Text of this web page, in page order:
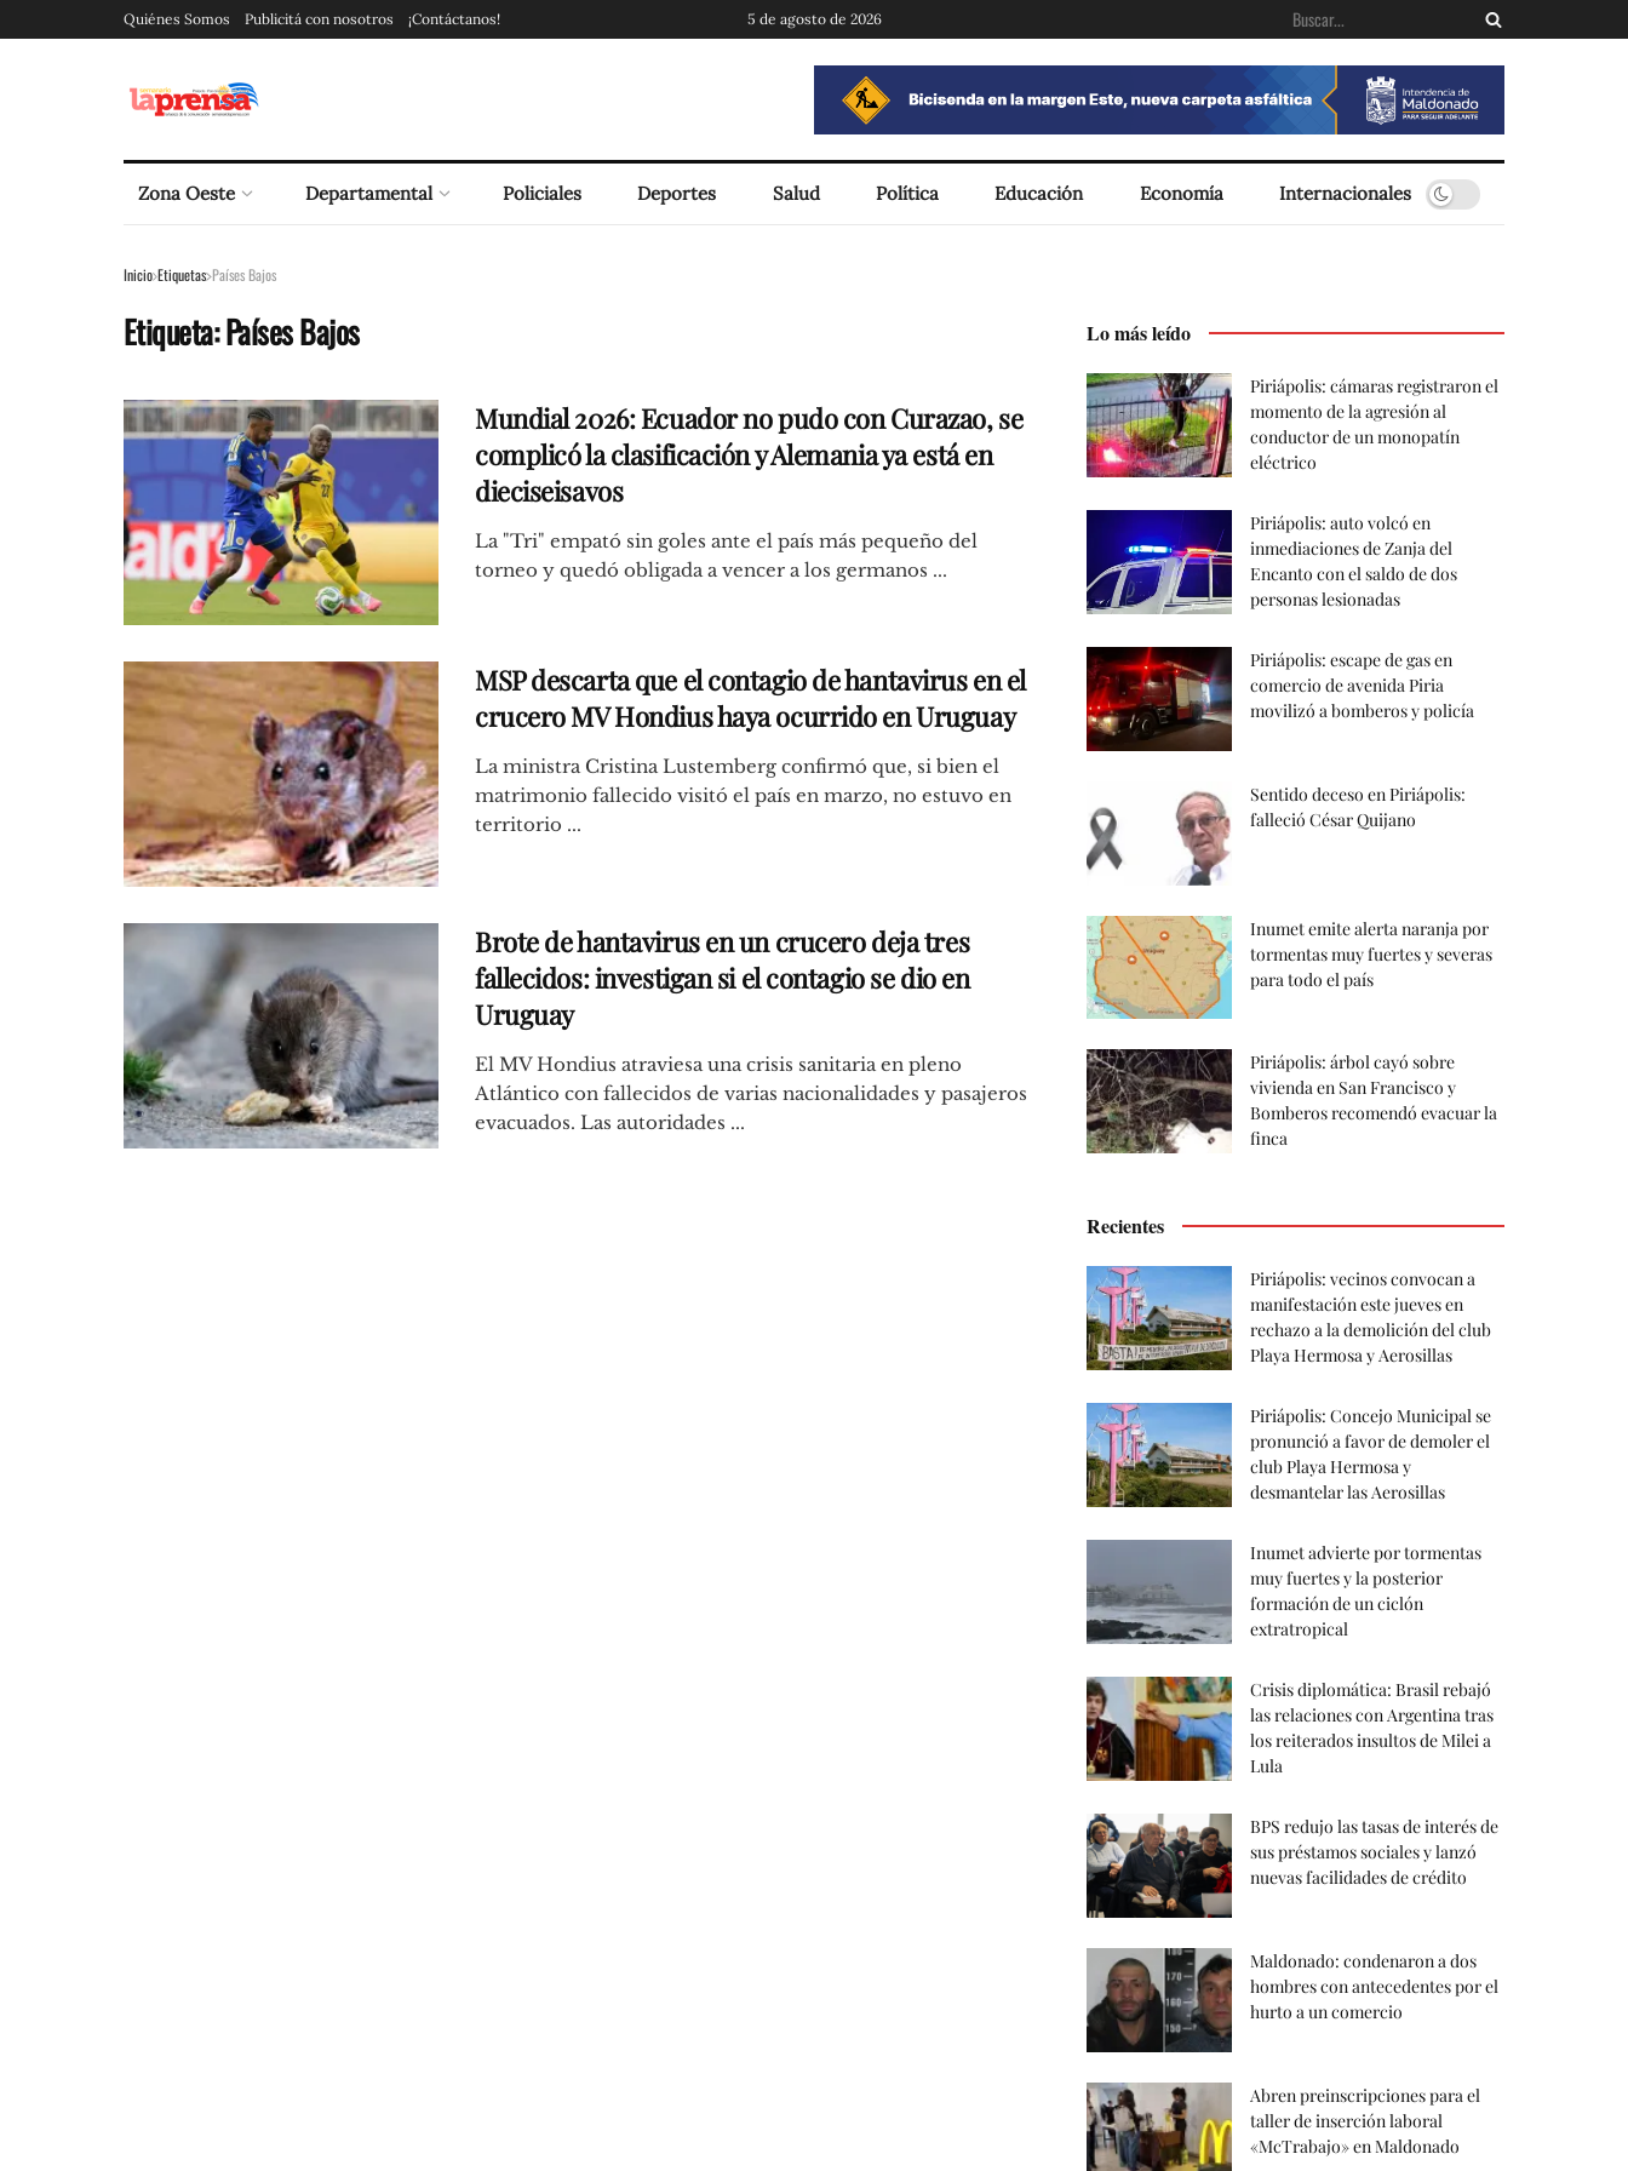
Quiénes Somos Publicitá con nosotros ¡Contáctanos! 5 de agosto de 2026
Zona Oeste Departamental Policiales Deportes Salud Política Educación Economía Internacionales
Inicio Etiquetas Países Bajos
Etiqueta:Países Bajos
Mundial 2026: Ecuador no pudo con Curazao, se
complicó la clasificación y Alemania ya está en
dieciseisavos
La "Tri" empató sin goles ante el país más pequeño del
torneo y quedó obligada a vencer a los germanos ...
MSP descarta que el contagio de hantavirus en el
crucero MV Hondius haya ocurrido en Uruguay
La ministra Cristina Lustemberg confirmó que, si bien el
matrimonio fallecido visitó el país en marzo, no estuvo en
territorio ...
Brote de hantavirus en un crucero deja tres
fallecidos: investigan si el contagio se dio en
Uruguay
El MV Hondius atraviesa una crisis sanitaria en pleno
Atlántico con fallecidos de varias nacionalidades y pasajeros
evacuados. Las autoridades ...
Lo más leído
Piriápolis: cámaras registraron el
momento de la agresión al
conductor de un monopatín
eléctrico
Piriápolis: auto volcó en
inmediaciones de Zanja del
Encanto con el saldo de dos
personas lesionadas
Piriápolis: escape de gas en
comercio de avenida Piria
movilizó a bomberos y policía
Sentido deceso en Piriápolis:
falleció César Quijano
Inumet emite alerta naranja por
tormentas muy fuertes y severas
para todo el país
Piriápolis: árbol cayó sobre
vivienda en San Francisco y
Bomberos recomendó evacuar la
finca
Recientes
Piriápolis: vecinos convocan a
manifestación este jueves en
rechazo a la demolición del club
Playa Hermosa y Aerosillas
Piriápolis: Concejo Municipal se
pronunció a favor de demoler el
club Playa Hermosa y
desmantelar las Aerosillas
Inumet advierte por tormentas
muy fuertes y la posterior
formación de un ciclón
extratropical
Crisis diplomática: Brasil rebajó
las relaciones con Argentina tras
los reiterados insultos de Milei a
Lula
BPS redujo las tasas de interés de
sus préstamos sociales y lanzó
nuevas facilidades de crédito
Maldonado: condenaron a dos
hombres con antecedentes por el
hurto a un comercio
Abren preinscripciones para el
taller de inserción laboral
«McTrabajo» en Maldonado